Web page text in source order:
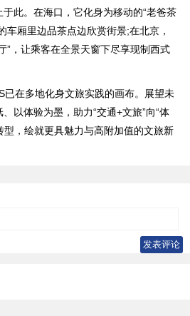
此。在海口，它化身为移动的“老爸茶
车厢里边品茶点边欣赏街景;在北京，
”，让乘客在全景天窗下尽享现制西式
已在多地化身文旅实践的画布。展望未
以体验为墨，助力“交通+文旅”向“体
型，绘就更具魅力与高附加值的文旅新